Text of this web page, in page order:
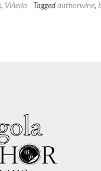
, Viñedo Taggedauthorwine,